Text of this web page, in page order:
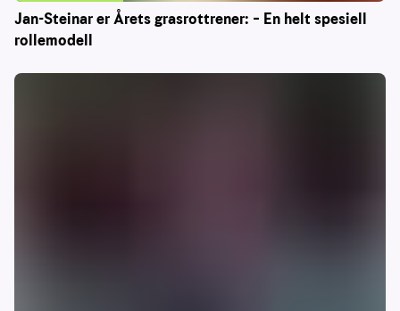
Jan-Steinar er Årets grasrottrener: – En helt spesiell
rollemodell